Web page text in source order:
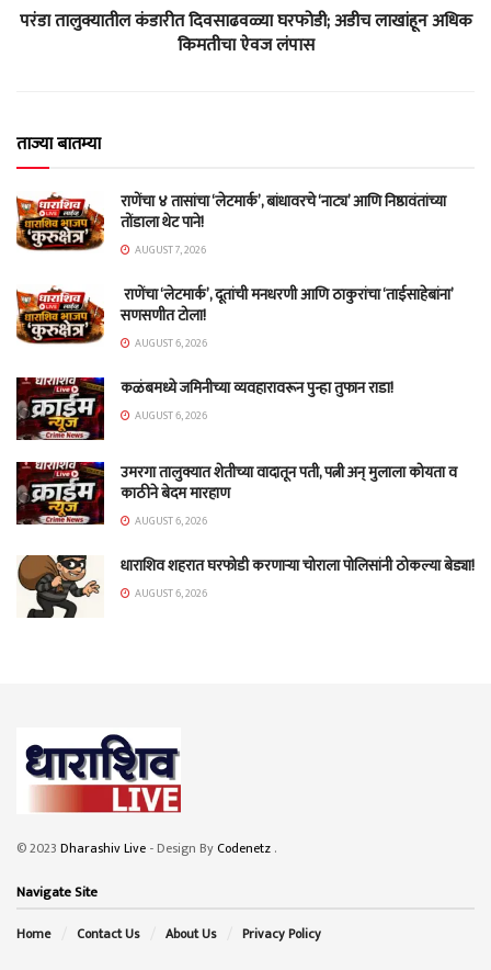
परंडा तालुक्यातील कंडारीत दिवसाढवळ्या घरफोडी; अडीच लाखांहून अधिक
किमतीचा ऐवज लंपास
ताज्या बातम्या
राणेंचा ४ तासांचा ‘लेटमार्क’, बांधावरचे ‘नाट्य’ आणि निष्ठावंतांच्या
तोंडाला थेट पाने!
AUGUST 7, 2026
राणेंचा ‘लेटमार्क’, दूतांची मनधरणी आणि ठाकुरांचा ‘ताईसाहेबांना’
सणसणीत टोला!
AUGUST 6, 2026
कळंबमध्ये जमिनीच्या व्यवहारावरून पुन्हा तुफान राडा!
AUGUST 6, 2026
उमरगा तालुक्यात शेतीच्या वादातून पती, पत्नी अन् मुलाला कोयता व
काठीने बेदम मारहाण
AUGUST 6, 2026
धाराशिव शहरात घरफोडी करणाऱ्या चोराला पोलिसांनी ठोकल्या बेड्या!
AUGUST 6, 2026
© 2023 Dharashiv Live - Design ByCodenetz .
Navigate Site
Home Contact Us About Us Privacy Policy